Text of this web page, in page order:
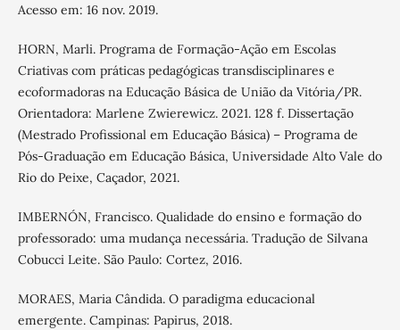
Acesso em: 16 nov. 2019.
HORN, Marli. Programa de Formação-Ação em Escolas
Criativas com práticas pedagógicas transdisciplinares e
ecoformadoras na Educação Básica de União da Vitória/PR.
Orientadora: Marlene Zwierewicz. 2021. 128 f. Dissertação
(Mestrado Profissional em Educação Básica) – Programa de
Pós-Graduação em Educação Básica, Universidade Alto Vale do
Rio do Peixe, Caçador, 2021.
IMBERNÓN, Francisco. Qualidade do ensino e formação do
professorado: uma mudança necessária. Tradução de Silvana
Cobucci Leite. São Paulo: Cortez, 2016.
MORAES, Maria Cândida. O paradigma educacional
emergente. Campinas: Papirus, 2018.